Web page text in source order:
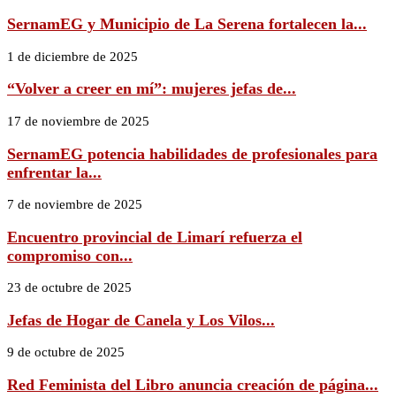
SernamEG y Municipio de La Serena fortalecen la...
1 de diciembre de 2025
“Volver a creer en mí”: mujeres jefas de...
17 de noviembre de 2025
SernamEG potencia habilidades de profesionales para
enfrentar la...
7 de noviembre de 2025
Encuentro provincial de Limarí refuerza el
compromiso con...
23 de octubre de 2025
Jefas de Hogar de Canela y Los Vilos...
9 de octubre de 2025
Red Feminista del Libro anuncia creación de página...